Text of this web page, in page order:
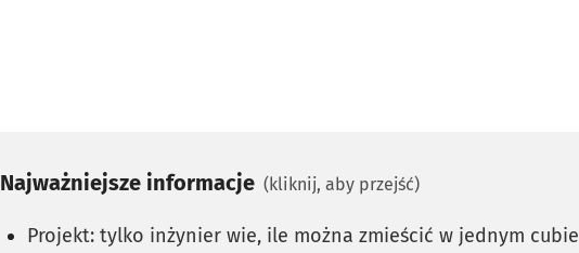
Najważniejsze informacje (kliknij, aby przejść)
Projekt: tylko inżynier wie, ile można zmieścić w jednym cubie